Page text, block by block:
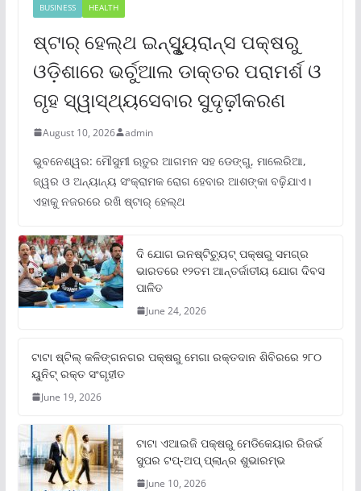
BUSINESS HEALTH
ଷ୍ଟାର୍ ହେଲ୍‌ଥ ଇନ୍‌ସୁୃ୍ୟରାନ୍ସ ପକ୍ଷରୁ
ଓଡ଼ିଶାରେ ଭର୍ଚୁଆଲ ଡାକ୍ତର ପରାମର୍ଶ ଓ
ଗୃହ ସ୍ୱାସ୍ଥ୍ୟସେବାର ସୁଦୃଢ଼ୀକରଣ
August 10, 2026 admin
ଭୁବନେଶ୍ୱର: ମୌସୁମୀ ଋତୁର ଆଗମନ ସହ ଡେଙ୍ଗୁ, ମାଲେରିଆ,
ଜ୍ୱର ଓ ଅନ୍ୟାନ୍ୟ ସଂକ୍ରାମକ ରୋଗ ହେବାର ଆଶଙ୍କା ବଢ଼ିଯାଏ।
ଏହାକୁ ନଜରରେ ରଖି ଷ୍ଟାର୍ ହେଲ୍‌ଥ
ଦି ଯୋଗ ଇନଷ୍ଟିଚ୍ୟୁଟ୍ ପକ୍ଷରୁ ସମଗ୍ର
ଭାରତରେ ୧୨ତମ ଆନ୍ତର୍ଜାତୀୟ ଯୋଗ ଦିବସ
ପାଳିତ
June 24, 2026
ଟାଟା ଷ୍ଟିଲ୍‌ କଳିଙ୍ଗନଗର ପକ୍ଷରୁ ମେଗା ରକ୍ତଦାନ ଶିବିରରେ ୨୮୦
ୟୁନିଟ୍‌ ରକ୍ତ ସଂଗୃହୀତ
June 19, 2026
ଟାଟା ଏଆଇଜି ପକ୍ଷରୁ ମେଡିକେୟାର ରିଜର୍ଭ
ସୁପର ଟପ୍‌-ଅପ୍ ପ୍ଲାନ୍‌ର ଶୁଭାରମ୍ଭ
June 10, 2026